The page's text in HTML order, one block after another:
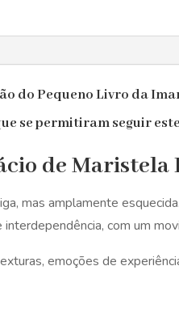
do Pequeno Livro da
se permitiram seguir
de Maristela
mas amplamente
interdependência, com um
emoções de